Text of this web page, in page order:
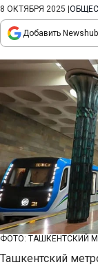
8 ОКТЯБРЯ 2025
Добавить
ФОТО: ТАШКЕНТСКИЙ
Ташкентский